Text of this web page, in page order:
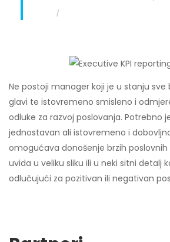
Ne postoji manager koji je u stanju sve
glavi te istovremeno smisleno i
odluke za razvoj poslovanja. Potrebno
jednostavan ali istovremeno i
omogućava donošenje brzih
uvida u veliku sliku ili u neki sitni detalj
odlučujući za pozitivan ili negativan